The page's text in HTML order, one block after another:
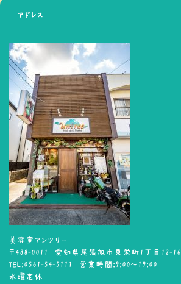
アドレス
美容室アンツリー
〒488-0011 愛知県尾張旭市東栄町1丁目12-16
TEL:0561-54-5111 営業時間:9:00～19:00
水曜定休